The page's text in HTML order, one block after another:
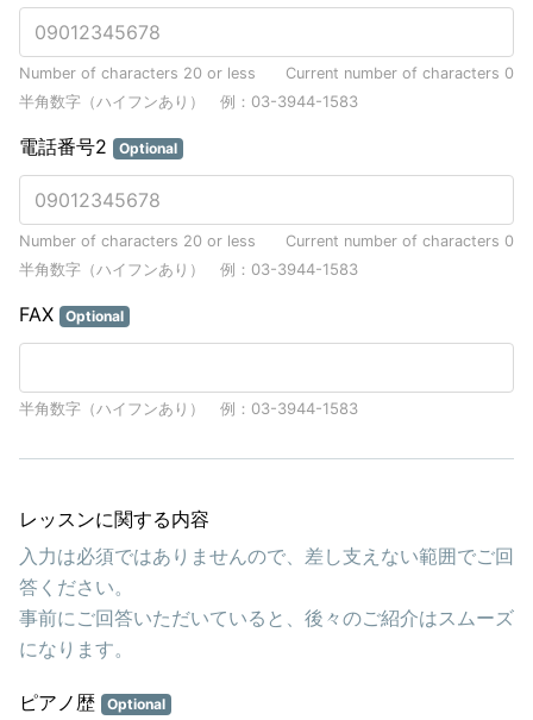
Number of characters 20 or less Current number of characters 0
半角数字（ハイフンあり） 例：03-3944-1583
電話番号2 Optional
Number of characters 20 or less Current number of characters 0
半角数字（ハイフンあり） 例：03-3944-1583
FAX Optional
半角数字（ハイフンあり） 例：03-3944-1583
レッスンに関する内容
入力は必須ではありませんので、差し支えない範囲でご回
答ください。
事前にご回答いただいていると、後々のご紹介はスムーズ
になります。
ピアノ歴 Optional